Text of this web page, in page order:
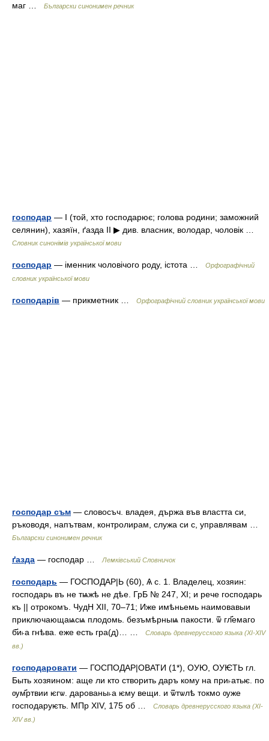
маг …
Български синонимен речник
господар — I (той, хто господарює; голова родини; заможний
селянин), хазяїн, ґазда II ▶ див. власник, володар, чоловік …
Словник синонімів української мови
господар — іменник чоловічого роду, істота …
Орфографічний
словник української мови
господарів — прикметник … Орфографічний словник української мови
господар съм — словосъч. владея, държа във властта си,
ръководя, напътвам, контролирам, служа си с, управлявам …
Български синонимен речник
ґазда — господар … Лемківський Словничок
господарь — ГОСПОДАР|Ь (60), Ѧ с. 1. Владелец, хозяин:
господарь въ не тѩжѣ не дѣе. ГрБ № 247, XI; и рече господарь
къ || отрокомъ. ЧудН XII, 70–71; Иже имѣньемь наимовавыи
приключающаѩсѩ плодомь. безъмѣрныѩ пакости. ѿ гл҃емаго
б҃и˫а гнѣва. еже есть гра(д)… …
Словарь древнерусского языка (XI-XIV
вв.)
господаровати — ГОСПОДАР|ОВАТИ (1*), ОУЮ, ОУѤТЬ гл.
Быть хозяином: аще ли кто створить даръ кому на при˫атьѥ. по
ѹм҃ртвии ѥгѡ. дарованы˫а ѥму вещи. и ѿтѡлѣ токмо ѹже
господаруѥть. МПр XIV, 175 об …
Словарь древнерусского языка (XI-
XIV вв.)